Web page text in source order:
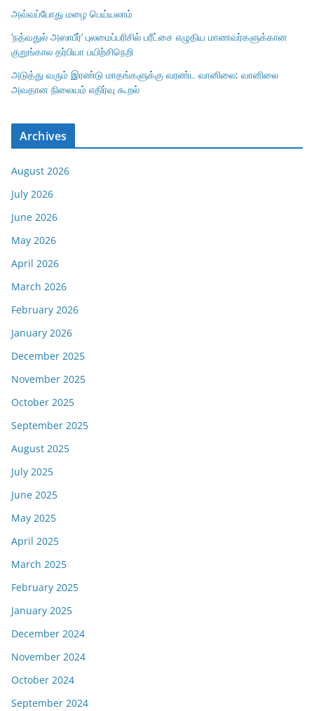
அவ்வப்போது மழை பெய்யலாம்
‘நத்வதுல் அஸாபீர்’ புலமைப்பரிசில் பரீட்சை எழுதிய மாணவர்களுக்கான
குறுங்கால தர்பியா பயிற்சிநெறி
அடுத்து வரும் இரண்டு மாதங்களுக்கு வரண்ட வானிலை; வானிலை
அவதான நிலையம் எதிர்வு கூறல்
Archives
August 2026
July 2026
June 2026
May 2026
April 2026
March 2026
February 2026
January 2026
December 2025
November 2025
October 2025
September 2025
August 2025
July 2025
June 2025
May 2025
April 2025
March 2025
February 2025
January 2025
December 2024
November 2024
October 2024
September 2024